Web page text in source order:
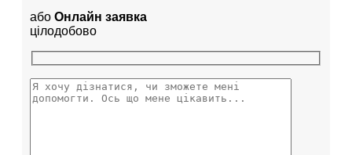
або Онлайн заявка
цілодобово